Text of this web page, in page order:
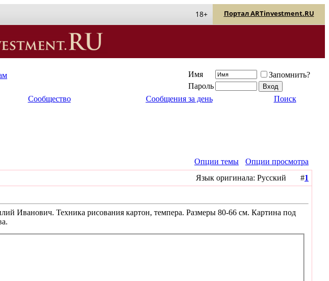
Портал ARTinvestment.RU
18+
Имя
Запомнить?
Пароль
Сообщество Сообщения за день Поиск
Опции темы
Опции просмотра
Язык оригинала: Русский #1
Иванович. Техника рисования картон, темпера. Размеры 80-66 см. Картина под